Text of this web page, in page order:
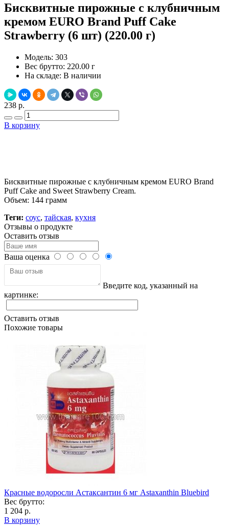
Бисквитные пирожные с клубничным
кремом EURO Brand Puff Cake
Strawberry (6 шт) (220.00 г)
Модель: 303
Вес брутто: 220.00 г
На складе: В наличии
238 р.
В корзину
Бисквитные пирожные с клубничным кремом EURO Brand
Puff Cake and Sweet Strawberry Cream.
Объем: 144 грамм
Теги: соус, тайская, кухня
Отзывы о продукте
Оставить отзыв
Ваша оценка
Введите код, указанный на
картинке:
Оставить отзыв
Похожие товары
Красные водоросли Астаксантин 6 мг Astaxanthin Bluebird
Вес брутто:
1 204 р.
В корзину